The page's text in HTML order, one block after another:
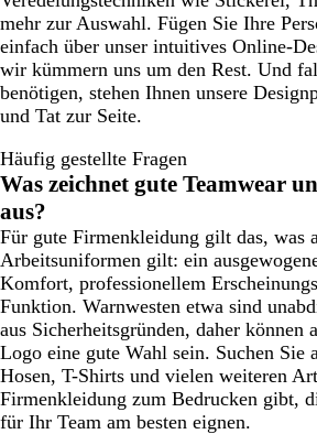
mehr zur Auswahl. Fügen Sie Ihre
einfach über unser intuitives Online-
wir kümmern uns um den Rest. Und
benötigen, stehen Ihnen unsere
und Tat zur Seite.
Häufig gestellte Fragen
Was zeichnet gute Teamwear
aus?
Für gute Firmenkleidung gilt das, was
Arbeitsuniformen gilt: ein
Komfort, professionellem
Funktion. Warnwesten etwa sind
aus Sicherheitsgründen, daher können
Logo eine gute Wahl sein. Suchen Sie
Hosen, T-Shirts und vielen weiteren
Firmenkleidung zum Bedrucken gibt,
für Ihr Team am besten eignen.